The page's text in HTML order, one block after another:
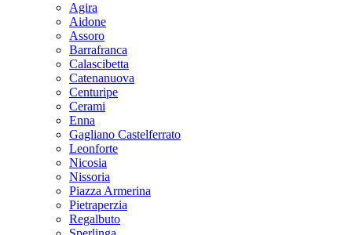
Agira
Aidone
Assoro
Barrafranca
Calascibetta
Catenanuova
Centuripe
Cerami
Enna
Gagliano Castelferrato
Leonforte
Nicosia
Nissoria
Piazza Armerina
Pietraperzia
Regalbuto